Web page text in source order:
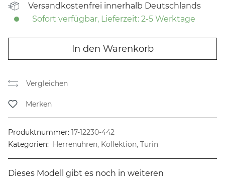
Versandkostenfrei innerhalb Deutschlands
Sofort verfügbar, Lieferzeit: 2-5 Werktage
In den Warenkorb
Vergleichen
Merken
Produktnummer: 17-12230-442
Kategorien: Herrenuhren, Kollektion, Turin
Dieses Modell gibt es noch in weiteren